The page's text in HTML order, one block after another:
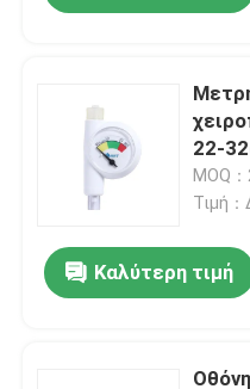
Μανόμετρο πίεσης
Βρογχικός Blocker
Καθετήρας
22-
MOQ
Τιμή
Καλύτερη τιμή